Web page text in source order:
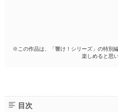
※この作品は、「響け！シリーズ」の特別
楽しめると思い
目次